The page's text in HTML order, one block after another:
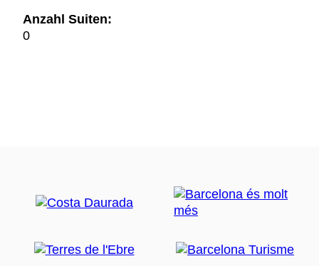
Anzahl Suiten:
0